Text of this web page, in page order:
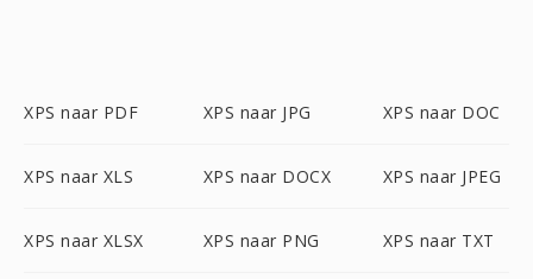
XPS naar PDF XPS naar JPG XPS naar DOC
XPS naar XLS XPS naar DOCX XPS naar JPEG
XPS naar XLSX XPS naar PNG XPS naar TXT